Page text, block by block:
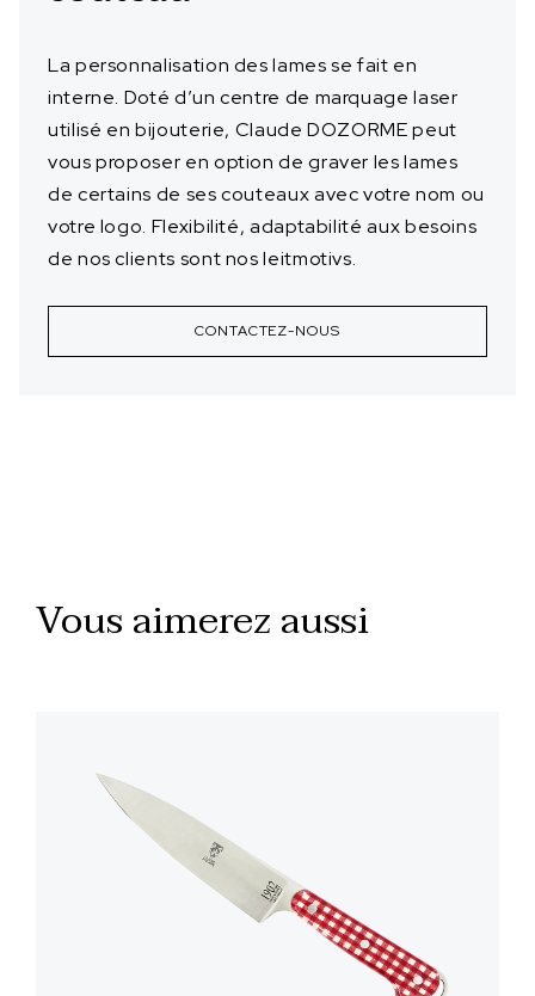
La personnalisation des lames se fait en
interne. Doté d’un centre de marquage laser
utilisé en bijouterie, Claude DOZORME peut
vous proposer en option de graver les lames
de certains de ses couteaux avec votre nom ou
votre logo. Flexibilité, adaptabilité aux besoins
de nos clients sont nos leitmotivs.
CONTACTEZ-NOUS
Vous aimerez aussi